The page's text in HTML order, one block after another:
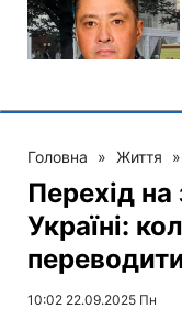
Головна » Життя »
Перехід
Україні:
10:02 22.09.2025 Пн